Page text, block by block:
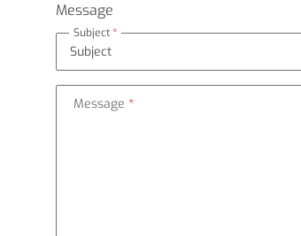
Message
Subject
Message